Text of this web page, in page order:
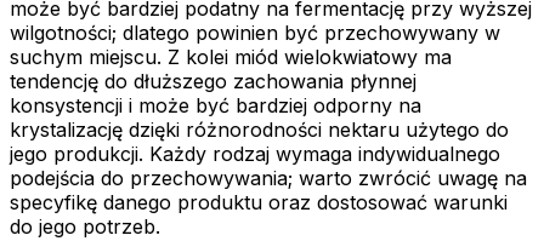
może być bardziej podatny na fermentację przy wyższej
wilgotności; dlatego powinien być przechowywany w
suchym miejscu. Z kolei miód wielokwiatowy ma
tendencję do dłuższego zachowania płynnej
konsystencji i może być bardziej odporny na
krystalizację dzięki różnorodności nektaru użytego do
jego produkcji. Każdy rodzaj wymaga indywidualnego
podejścia do przechowywania; warto zwrócić uwagę na
specyfikę danego produktu oraz dostosować warunki
do jego potrzeb.